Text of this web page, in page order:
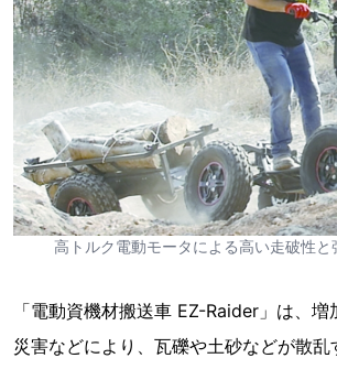
高トルク電動モータによる高い走破性と
「電動資機材搬送車 EZ-Raider」は、
災害などにより、瓦礫や土砂などが散乱